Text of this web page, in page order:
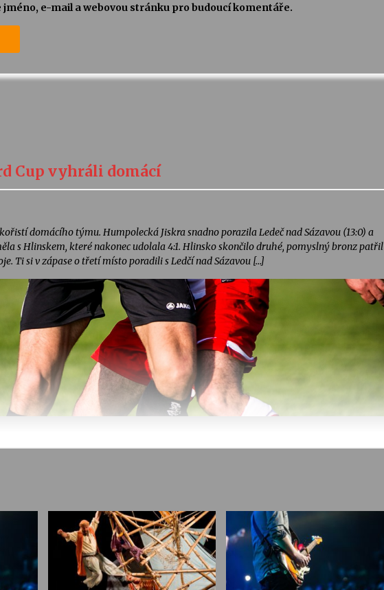
jméno, e-mail a webovou stránku pro budoucí komentáře.
Cup vyhráli domácí
domácího týmu. Humpolecká Jiskra snadno porazila Ledeč nad Sázavou (13:0) a
s Hlinskem, které nakonec udolala 4:1. Hlinsko skončilo druhé, pomyslný bronz patřil
Ti si v zápase o třetí místo poradili s Ledčí nad Sázavou […]